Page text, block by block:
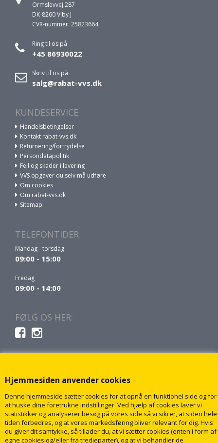
Hjemmesiden anvender cookies
Denne hjemmeside sætter cookies for at opnå en funktionel side og for
at huske dine foretrukne indstillinger. Ved hjælp af cookies laver vi
statistikker og analyserer besøg på vores side så vi sikrer, at siden hele
tiden forbedres, og at vores markedsføring bliver relevant for dig. Hvis
du giver dit samtykke, så tillader du, at vi sætter cookies (enten i form af
egne cookies og/eller fra tredjeparter), og at vi behandler de
Ormslevvej 287
DK-8260 Viby J
CVR-nummer: 25823664
Ring til os på
+45 86930022
Skriv til os på
salg@rabat-vvs.dk
KUNDESERVICE
Handelsbetingelser
Kontakt rabat-vvs.dk
Returnering/fortrydelse
Persondatapolitik
Fejl og skader i levering
VVS opgaver du selv må udføre
Om cookies
Om rabat-vvs.dk
Sitemap
TELEFONTIDER
Mandag - torsdag
09:00 - 15:00
Fredag
09:00 - 14:00
FØLG OS HER: